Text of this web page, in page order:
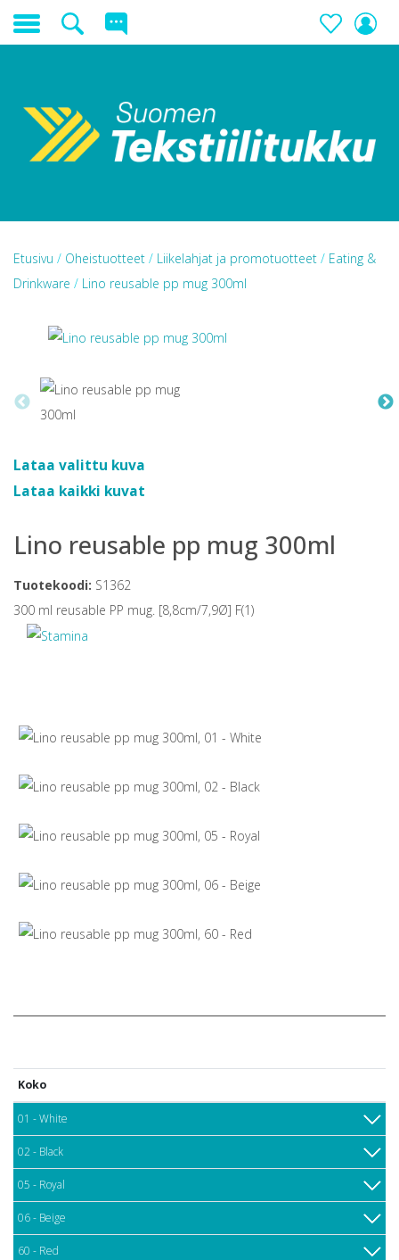
Etusivu / Oheistuotteet / Liikelahjat ja promotuotteet / Eating &
Drinkware / Lino reusable pp mug 300ml
Lataa valittu kuva
Lataa kaikki kuvat
Lino reusable pp mug 300ml
Tuotekoodi: S1362
300 ml reusable PP mug. [8,8cm/7,9Ø] F(1)
Koko
01 - White
02 - Black
05 - Royal
06 - Beige
60 - Red